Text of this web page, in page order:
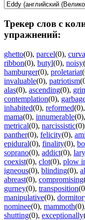
Трекер слов с
упражнений:
ghetto(0), parcel(0),
ribbon(0), butyl(0), noisy
hamburger(0), proletariat
invaluable(0), patriotism
alas(0), ascending(0),
contemplation(0),
inhabited(0), reformed(0),
mama(0), innumerable(0),
metrical(0), narcissistic(0)
panther(0), felicity(0),
epidural(0), finality(0),
soprano(0), addict(0),
coexist(0), clot(0), plow
igneous(0), blinding(0),
abreast(0), compromising
gurney(0), transposition
manipulative(0),
nominee(0), mammoth(0),
shutting(0), exceptionally